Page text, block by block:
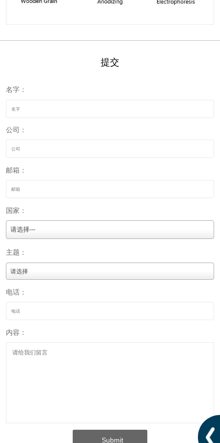
提交
名字：
公司：
邮箱：
国家：
请选择---
主题：
电话：
内容：